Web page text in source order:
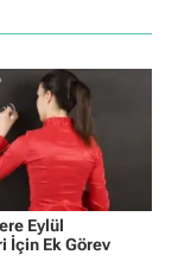
Eylül
İçin Ek Görev